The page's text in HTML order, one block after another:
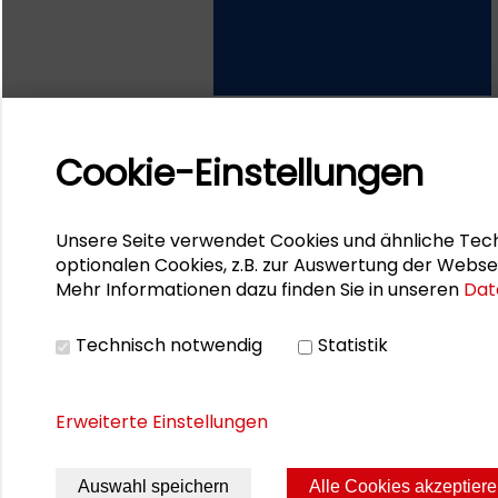
Margreth
These, sein Buch und
Der Abend wurde vonLars
Zeitung, moderiert.
Ansprechpartnerin:
Seite drucken Sitemap
Cookie-Einstellungen
Unsere Seite verwendet Cookies und ähnliche
optionalen Cookies, z.B. zur Auswertung der
Mehr Informationen dazu finden Sie in unseren
Technisch notwendig Statistik
Erweiterte Einstellungen
Auswahl speichern Alle Cookies